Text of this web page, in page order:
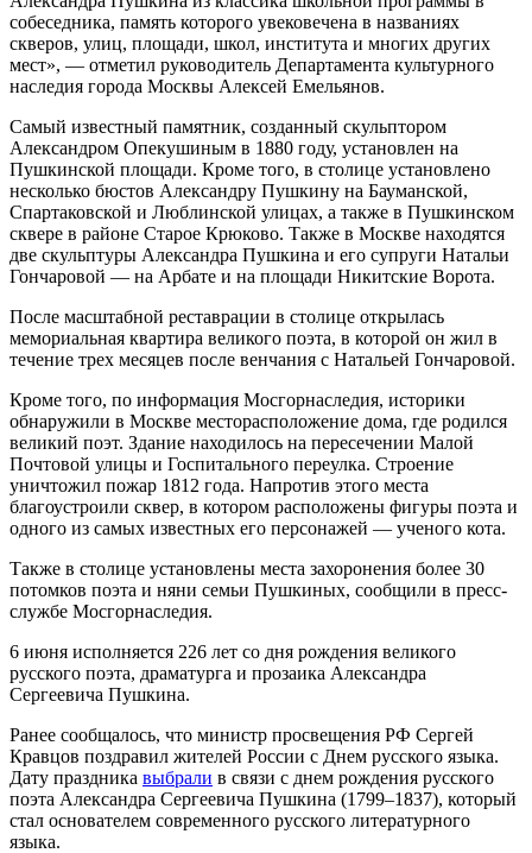
собеседника, память которого увековечена в названиях
скверов, улиц, площади, школ, института и многих других
мест», — отметил руководитель Департамента культурного
наследия города Москвы Алексей Емельянов.
Самый известный памятник, созданный скульптором
Александром Опекушиным в 1880 году, установлен на
Пушкинской площади. Кроме того, в столице установлено
несколько бюстов Александру Пушкину на Бауманской,
Спартаковской и Люблинской улицах, а также в Пушкинском
сквере в районе Старое Крюково. Также в Москве находятся
две скульптуры Александра Пушкина и его супруги Натальи
Гончаровой — на Арбате и на площади Никитские Ворота.
После масштабной реставрации в столице открылась
мемориальная квартира великого поэта, в которой он жил в
течение трех месяцев после венчания с Натальей Гончаровой.
Кроме того, по информация Мосгорнаследия, историки
обнаружили в Москве месторасположение дома, где родился
великий поэт. Здание находилось на пересечении Малой
Почтовой улицы и Госпитального переулка. Строение
уничтожил пожар 1812 года. Напротив этого места
благоустроили сквер, в котором расположены фигуры поэта и
одного из самых известных его персонажей — ученого кота.
Также в столице установлены места захоронения более 30
потомков поэта и няни семьи Пушкиных, сообщили в пресс-
службе Мосгорнаследия.
6 июня исполняется 226 лет со дня рождения великого
русского поэта, драматурга и прозаика Александра
Сергеевича Пушкина.
Ранее сообщалось, что министр просвещения РФ Сергей
Кравцов поздравил жителей России с Днем русского языка.
Дату праздника выбрали в связи с днем рождения русского
поэта Александра Сергеевича Пушкина (1799–1837), который
стал основателем современного русского литературного
языка.